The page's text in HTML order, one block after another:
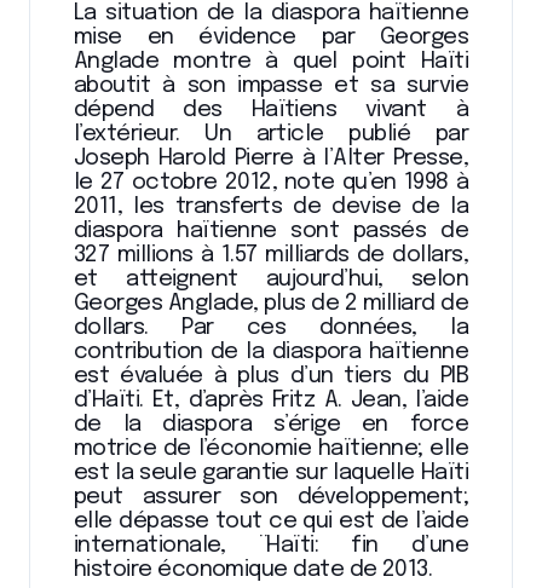
La situation de la diaspora haïtienne
mise en évidence par Georges
Anglade montre à quel point Haïti
aboutit à son impasse et sa survie
dépend des Haïtiens vivant à
l’extérieur. Un article publié par
Joseph Harold Pierre à l’Alter Presse,
le 27 octobre 2012, note qu’en 1998 à
2011, les transferts de devise de la
diaspora haïtienne sont passés de
327 millions à 1.57 milliards de dollars,
et atteignent aujourd’hui, selon
Georges Anglade, plus de 2 milliard de
dollars. Par ces données, la
contribution de la diaspora haïtienne
est évaluée à plus d’un tiers du PIB
d’Haïti. Et, d’après Fritz A. Jean, l’aide
de la diaspora s’érige en force
motrice de l’économie haïtienne; elle
est la seule garantie sur laquelle Haïti
peut assurer son développement;
elle dépasse tout ce qui est de l’aide
internationale, ¨Haïti: fin d’une
histoire économique date de 2013.